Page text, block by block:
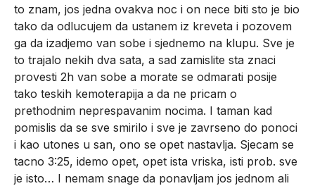
to znam, jos jedna ovakva noc i on nece biti sto je bio
tako da odlucujem da ustanem iz kreveta i pozovem
ga da izadjemo van sobe i sjednemo na klupu. Sve je
to trajalo nekih dva sata, a sad zamislite sta znaci
provesti 2h van sobe a morate se odmarati posije
tako teskih kemoterapija a da ne pricam o
prethodnim neprespavanim nocima. I taman kad
pomislis da se sve smirilo i sve je zavrseno do ponoci
i kao utones u san, ono se opet nastavlja. Sjecam se
tacno 3:25, idemo opet, opet ista vriska, isti prob. sve
je isto… I nemam snage da ponavljam jos jednom ali